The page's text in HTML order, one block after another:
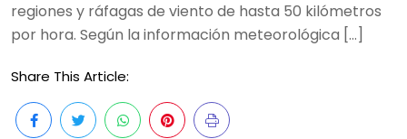
regiones y ráfagas de viento de hasta 50 kilómetros
por hora. Según la información meteorológica […]
Share This Article: